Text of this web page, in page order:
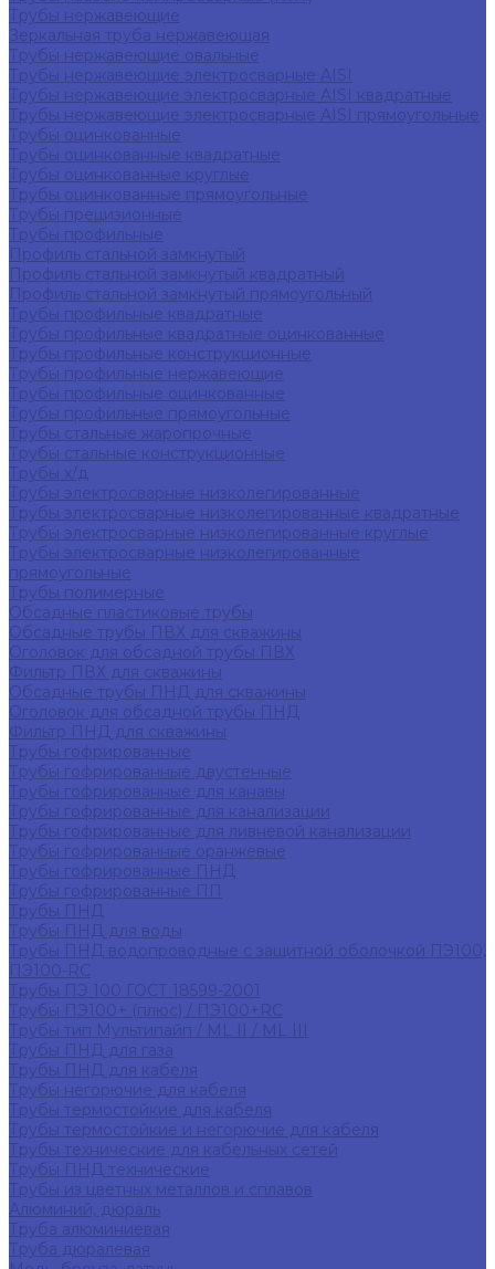
Трубы нержавеющие
Зеркальная труба нержавеющая
Трубы нержавеющие овальные
Трубы нержавеющие электросварные AISI
Трубы нержавеющие электросварные AISI квадратные
Трубы нержавеющие электросварные AISI прямоугольные
Трубы оцинкованные
Трубы оцинкованные квадратные
Трубы оцинкованные круглые
Трубы оцинкованные прямоугольные
Трубы прецизионные
Трубы профильные
Профиль стальной замкнутый
Профиль стальной замкнутый квадратный
Профиль стальной замкнутый прямоугольный
Трубы профильные квадратные
Трубы профильные квадратные оцинкованные
Трубы профильные конструкционные
Трубы профильные нержавеющие
Трубы профильные оцинкованные
Трубы профильные прямоугольные
Трубы стальные жаропрочные
Трубы стальные конструкционные
Трубы х/д
Трубы электросварные низколегированные
Трубы электросварные низколегированные квадратные
Трубы электросварные низколегированные круглые
Трубы электросварные низколегированные
прямоугольные
Трубы полимерные
Обсадные пластиковые трубы
Обсадные трубы ПВХ для скважины
Оголовок для обсадной трубы ПВХ
Фильтр ПВХ для скважины
Обсадные трубы ПНД для скважины
Оголовок для обсадной трубы ПНД
Фильтр ПНД для скважины
Трубы гофрированные
Трубы гофрированные двустенные
Трубы гофрированные для канавы
Трубы гофрированные для канализации
Трубы гофрированные для ливневой канализации
Трубы гофрированные оранжевые
Трубы гофрированные ПНД
Трубы гофрированные ПП
Трубы ПНД
Трубы ПНД для воды
Трубы ПНД водопроводные с защитной оболочкой ПЭ100,
ПЭ100-RC
Трубы ПЭ 100 ГОСТ 18599-2001
Трубы ПЭ100+ (плюс) / ПЭ100+RC
Трубы тип Мультипайп / ML II / ML III
Трубы ПНД для газа
Трубы ПНД для кабеля
Трубы негорючие для кабеля
Трубы термостойкие для кабеля
Трубы термостойкие и негорючие для кабеля
Трубы технические для кабельных сетей
Трубы ПНД технические
Трубы из цветных металлов и сплавов
Алюминий, дюраль
Труба алюминиевая
Труба дюралевая